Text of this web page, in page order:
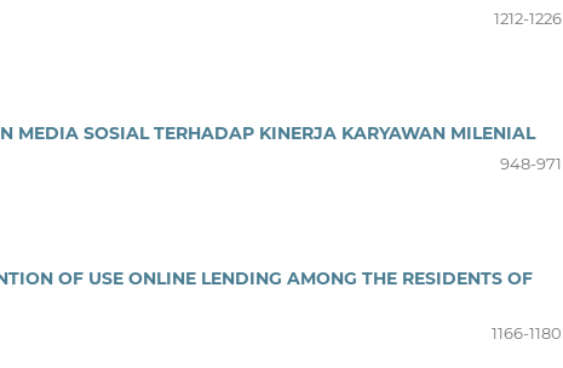
1212-1226
MEDIA SOSIAL TERHADAP KINERJA KARYAWAN MILENIAL
948-971
OF USE ONLINE LENDING AMONG THE RESIDENTS OF
1166-1180